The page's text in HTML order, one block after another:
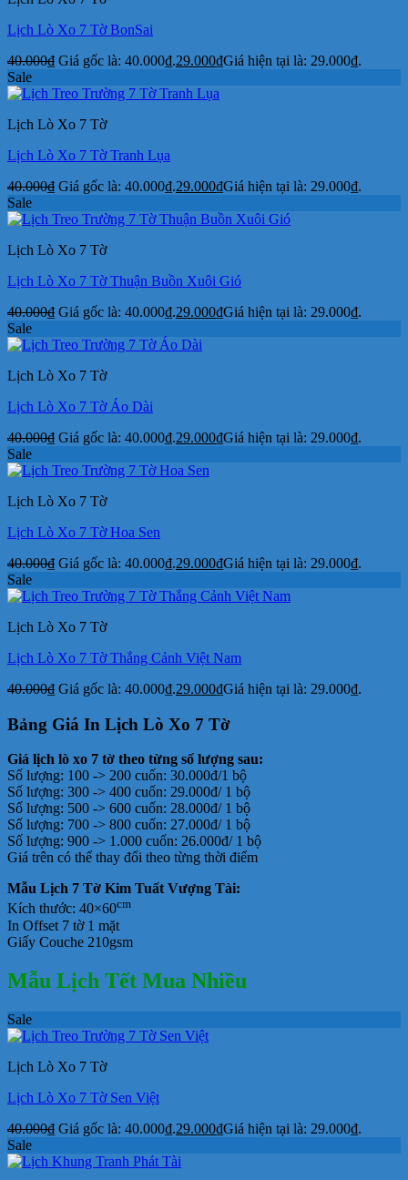
Lịch Lò Xo 7 Tờ BonSai
40.000₫ Giá gốc là: 40.000₫.29.000₫Giá hiện tại là: 29.000₫.
Sale
Lịch Lò Xo 7 Tờ
Lịch Lò Xo 7 Tờ Tranh Lụa
40.000₫ Giá gốc là: 40.000₫.29.000₫Giá hiện tại là: 29.000₫.
Sale
Lịch Lò Xo 7 Tờ
Lịch Lò Xo 7 Tờ Thuận Buồn Xuôi Gió
40.000₫ Giá gốc là: 40.000₫.29.000₫Giá hiện tại là: 29.000₫.
Sale
Lịch Lò Xo 7 Tờ
Lịch Lò Xo 7 Tờ Áo Dài
40.000₫ Giá gốc là: 40.000₫.29.000₫Giá hiện tại là: 29.000₫.
Sale
Lịch Lò Xo 7 Tờ
Lịch Lò Xo 7 Tờ Hoa Sen
40.000₫ Giá gốc là: 40.000₫.29.000₫Giá hiện tại là: 29.000₫.
Sale
Lịch Lò Xo 7 Tờ
Lịch Lò Xo 7 Tờ Thắng Cảnh Việt Nam
40.000₫ Giá gốc là: 40.000₫.29.000₫Giá hiện tại là: 29.000₫.
Bảng Giá In Lịch Lò Xo 7 Tờ
Giá lịch lò xo 7 tờ theo từng số lượng sau:
Số lượng: 100 -> 200 cuốn: 30.000đ/1 bộ
Số lượng: 300 -> 400 cuốn: 29.000đ/ 1 bộ
Số lượng: 500 -> 600 cuốn: 28.000đ/ 1 bộ
Số lượng: 700 -> 800 cuốn: 27.000đ/ 1 bộ
Số lượng: 900 -> 1.000 cuốn: 26.000đ/ 1 bộ
Giá trên có thể thay đổi theo từng thời điểm
Mẫu Lịch 7 Tờ Kim Tuất Vượng Tài:
Kích thước: 40×60cm
In Offset 7 tờ 1 mặt
Giấy Couche 210gsm
Mẫu Lịch Tết Mua Nhiều
Sale
Lịch Lò Xo 7 Tờ
Lịch Lò Xo 7 Tờ Sen Việt
40.000₫ Giá gốc là: 40.000₫.29.000₫Giá hiện tại là: 29.000₫.
Sale